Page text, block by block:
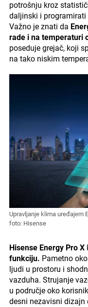
potrošnju kroz
daljinski i
Važno je znati da
rade i na temperaturi
poseduje grejač, koji
na tako niskim
Upravljanje klima uređajem
foto: Hisense
Hisense Energy Pro X
funkciju. Pametno
ljudi u prostoru i
vazduha. Strujanje
u područje oko
desni nezavisni